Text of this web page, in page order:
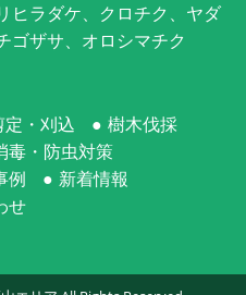
ヒラダケ、クロチク、ヤダ
ゴザサ、オロシマチク
定・刈込
樹木伐採
毒・防虫対策
例
新着情報
せ